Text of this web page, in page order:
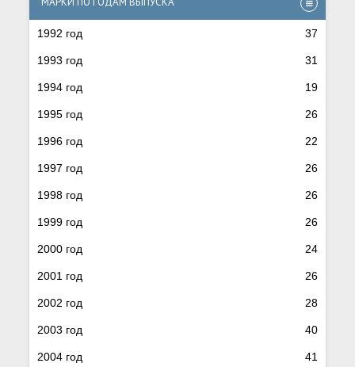
1992 год 37
1993 год 31
1994 год 19
1995 год 26
1996 год 22
1997 год 26
1998 год 26
1999 год 26
2000 год 24
2001 год 26
2002 год 28
2003 год 40
2004 год 41